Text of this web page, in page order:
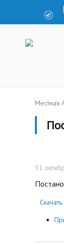
Местная
31